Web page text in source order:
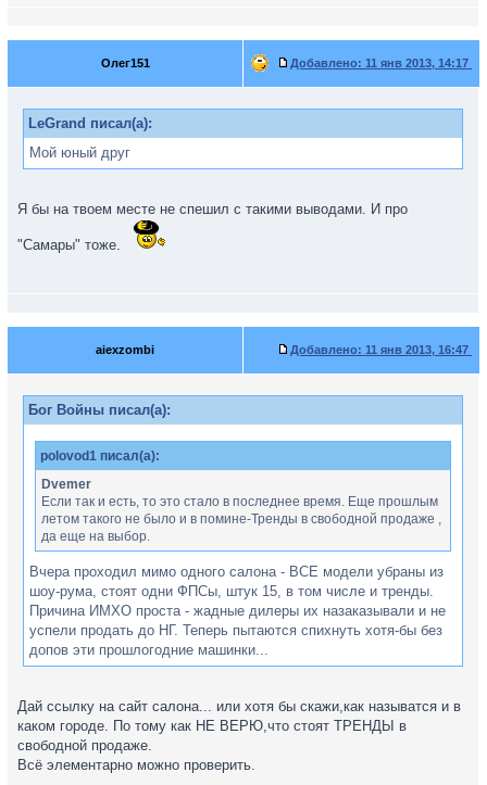
Олег151 Добавлено: 11 янв 2013, 14:17
LeGrand писал(а):
Мой юный друг
Я бы на твоем месте не спешил с такими выводами. И про
"Самары" тоже.
aiexzombi Добавлено: 11 янв 2013, 16:47
Бог Войны писал(а):
polovod1 писал(а):
Dvemer
Если так и есть, то это стало в последнее время. Еще прошлым
летом такого не было и в помине-Тренды в свободной продаже ,
да еще на выбор.
Вчера проходил мимо одного салона - ВСЕ модели убраны из
шоу-рума, стоят одни ФПСы, штук 15, в том числе и тренды.
Причина ИМХО проста - жадные дилеры их назаказывали и не
успели продать до НГ. Теперь пытаются спихнуть хотя-бы без
допов эти прошлогодние машинки...
Дай ссылку на сайт салона... или хотя бы скажи,как называтся и в
каком городе. По тому как НЕ ВЕРЮ,что стоят ТРЕНДЫ в
свободной продаже.
Всё элементарно можно проверить.